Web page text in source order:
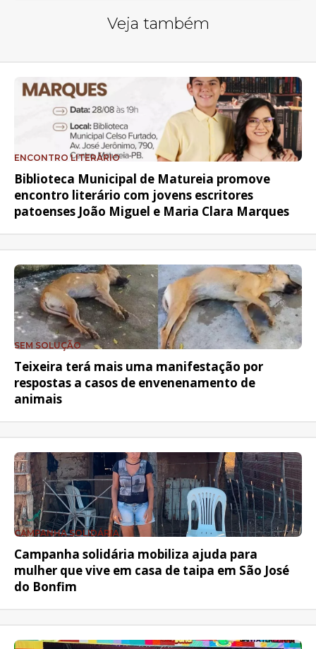
Veja também
ENCONTRO LITERÁRIO
Biblioteca Municipal de Matureia promove
encontro literário com jovens escritores
patoenses João Miguel e Maria Clara Marques
SEM SOLUÇÃO
Teixeira terá mais uma manifestação por
respostas a casos de envenenamento de
animais
CAMPANHA SOLIDÁRIA
Campanha solidária mobiliza ajuda para
mulher que vive em casa de taipa em São José
do Bonfim